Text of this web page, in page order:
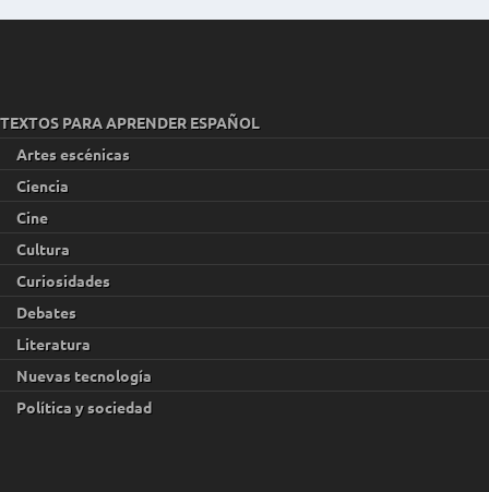
TEXTOS PARA APRENDER ESPAÑOL
Artes escénicas
Ciencia
Cine
Cultura
Curiosidades
Debates
Literatura
Nuevas tecnología
Política y sociedad